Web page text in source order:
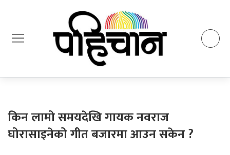
किन लामो समयदेखि गायक नवराज
घोरासाइनेको गीत बजारमा आउन सकेन ?